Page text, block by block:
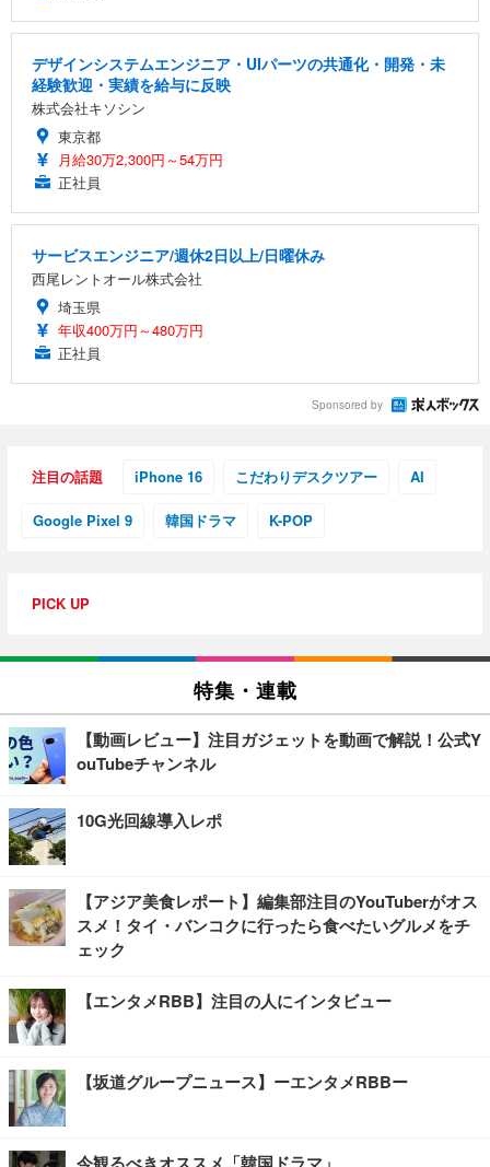
デザインシステムエンジニア・UIパーツの共通化・開発・未
経験歓迎・実績を給与に反映
株式会社キソシン
東京都
月給30万2,300円～54万円
正社員
サービスエンジニア/週休2日以上/日曜休み
西尾レントオール株式会社
埼玉県
年収400万円～480万円
正社員
Sponsored by
注目の話題 iPhone 16 こだわりデスクツアー AI
Google Pixel 9 韓国ドラマ K-POP
PICK UP
特集・連載
【動画レビュー】注目ガジェットを動画で解説！公式Y
ouTubeチャンネル
10G光回線導入レポ
【アジア美食レポート】編集部注目のYouTuberがオス
スメ！タイ・バンコクに行ったら食べたいグルメをチ
ェック
【エンタメRBB】注目の人にインタビュー
【坂道グループニュース】ーエンタメRBBー